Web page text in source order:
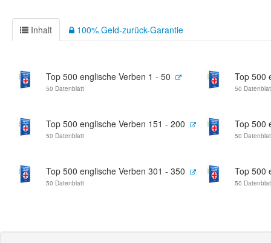
Inhalt 100% Geld-zurück-Garantie
Top 500 englische Verben 1 - 50
50 Datenblatt
Top 500
50
Top 500 englische Verben 151 - 200
50 Datenblatt
Top 500
50
Top 500 englische Verben 301 - 350
50 Datenblatt
Top 500
50